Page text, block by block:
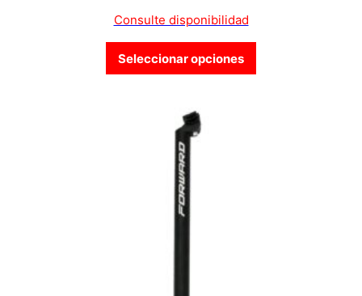
Consulte disponibilidad
Seleccionar opciones